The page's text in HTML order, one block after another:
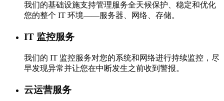
我们的基础设施支持管理服务全天候保护、稳定和优化
您的整个 IT 环境——服务器、网络、存储。
IT 监控服务
我们的 IT 监控服务对您的系统和网络进行持续监控，尽
早发现异常并让您在中断发生之前收到警报。
云运营服务